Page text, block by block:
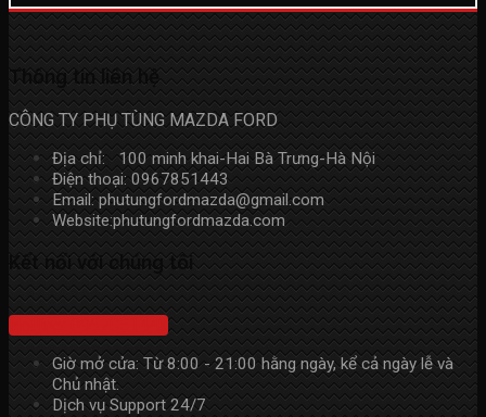
Thông tin liên hệ
CÔNG TY PHỤ TÙNG MAZDA FORD
Địa chỉ: 100 minh khai-Hai Bà Trưng-Hà Nội
Điện thoại: 0967851443
Email: phutungfordmazda@gmail.com
Website:phutungfordmazda.com
Kết nối với chúng tôi
Giờ mở cửa: Từ 8:00 - 21:00 hằng ngày, kể cả ngày lễ và
Chủ nhật.
Dịch vụ Support 24/7